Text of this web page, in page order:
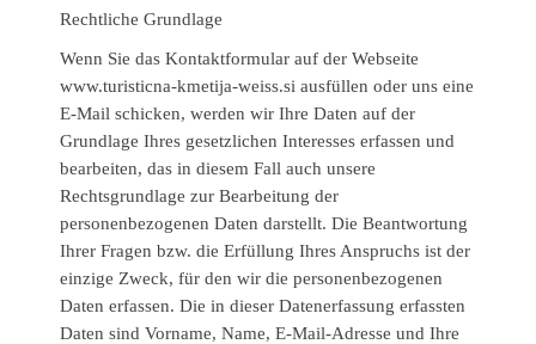
Rechtliche Grundlage
Wenn Sie das Kontaktformular auf der Webseite
www.turisticna-kmetija-weiss.si ausfüllen oder uns eine
E-Mail schicken, werden wir Ihre Daten auf der
Grundlage Ihres gesetzlichen Interesses erfassen und
bearbeiten, das in diesem Fall auch unsere
Rechtsgrundlage zur Bearbeitung der
personenbezogenen Daten darstellt. Die Beantwortung
Ihrer Fragen bzw. die Erfüllung Ihres Anspruchs ist der
einzige Zweck, für den wir die personenbezogenen
Daten erfassen. Die in dieser Datenerfassung erfassten
Daten sind Vorname, Name, E-Mail-Adresse und Ihre